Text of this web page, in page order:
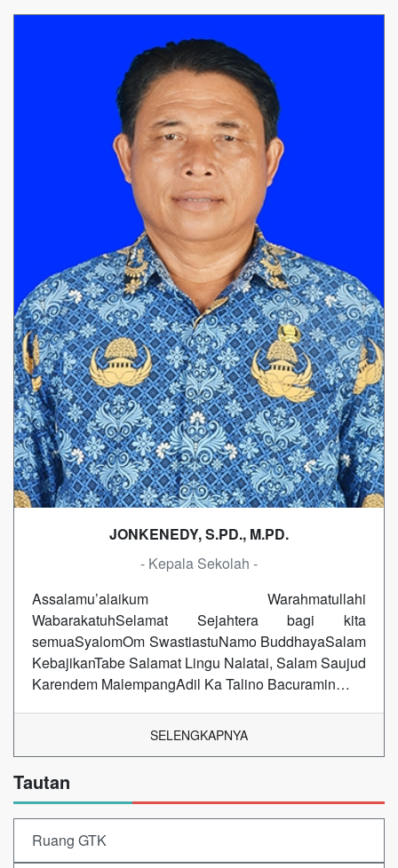
JONKENEDY, S.PD., M.PD.
- Kepala Sekolah -
Assalamu’alaikum Warahmatullahi
WabarakatuhSelamat Sejahtera bagi kita
semuaSyalomOm SwastiastuNamo BuddhayaSalam
KebajikanTabe Salamat Lingu Nalatai, Salam Saujud
Karendem MalempangAdil Ka Talino Bacuramin…
SELENGKAPNYA
Tautan
Ruang GTK